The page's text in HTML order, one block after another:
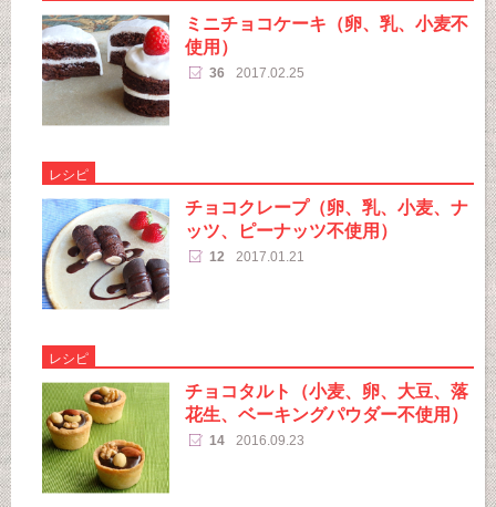
ミニチョコケーキ（卵、乳、小麦不
使用）
36 2017.02.25
レシピ
チョコクレープ（卵、乳、小麦、ナ
ッツ、ピーナッツ不使用）
12 2017.01.21
レシピ
チョコタルト（小麦、卵、大豆、落
花生、ベーキングパウダー不使用）
14 2016.09.23